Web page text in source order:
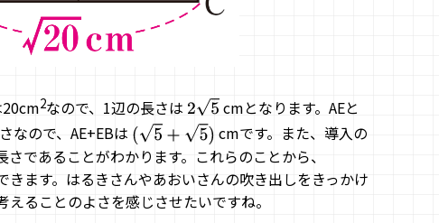
2なので、1辺の長さは 25
cmとなります。AEと
なので、AE+EBは (5+5 )
cmです。また、導入の
さであることがわかります。これらのことから、
きます。はるきさんやあおいさんの吹き出しをきっかけ
ることのよさを感じさせたいですね。